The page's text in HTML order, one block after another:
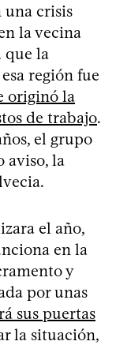
una crisis
la vecina
que la
región fue
originó la
de trabajo.
el grupo
aviso, la
el año,
en la
y
por unas
sus puertas
la situación,